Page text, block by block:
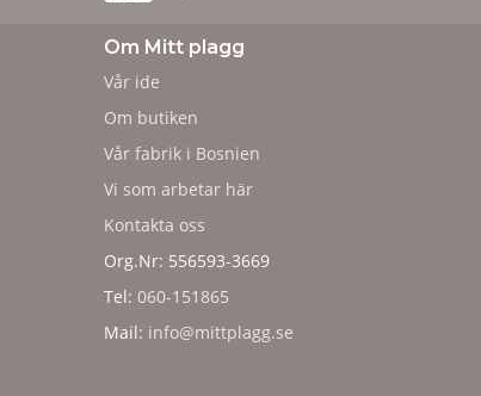
Om Mitt plagg
Vår ide
Om butiken
Vår fabrik i Bosnien
Vi som arbetar här
Kontakta oss
Org.Nr: 556593-3669
Tel: 060-151865
Mail: info@mittplagg.se